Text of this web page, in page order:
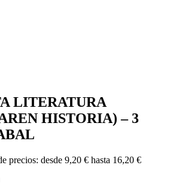
LITERATURA
HISTORIA) – 3
precios: desde 9,20 € hasta 16,20 €